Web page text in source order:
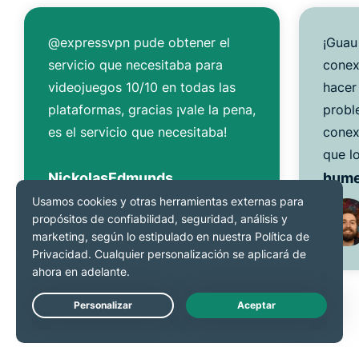
@expressvpn pude obtener el
servicio que necesitaba para
videojuegos 10/10 en todas las
plataformas, gracias ¡vale la pena,
es el servicio que necesitaba!
NickolasEdmunds
que
Live Chat